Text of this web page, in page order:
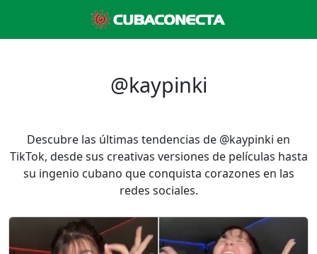
@kaypinki
Descubre las últimas tendencias de @kaypinki en
TikTok, desde sus creativas versiones de películas hasta
su ingenio cubano que conquista corazones en las
redes sociales.